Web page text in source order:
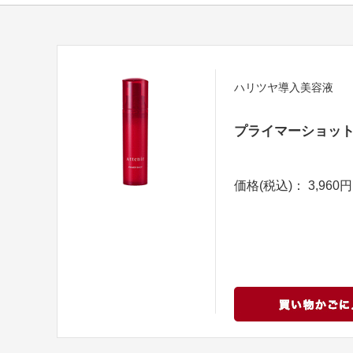
ハリツヤ導入美容液
プライマーショッ
価格(税込)： 3,960円